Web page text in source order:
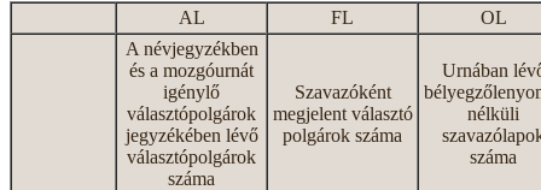
AL FL
OL
A névjegyzékben
és a mozgóurnát
igénylő
választópolgárok
jegyzékében lévő
választópolgárok
száma
Szavazóként
megjelent választó
polgárok száma
Urnában
nélküli
száma